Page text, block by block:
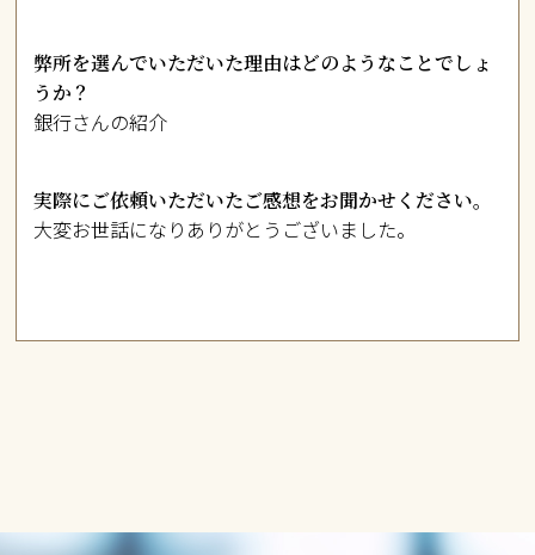
弊所を選んでいただいた理由はどのようなことでしょ
うか？
銀行さんの紹介
実際にご依頼いただいたご感想をお聞かせください。
大変お世話になりありがとうございました。